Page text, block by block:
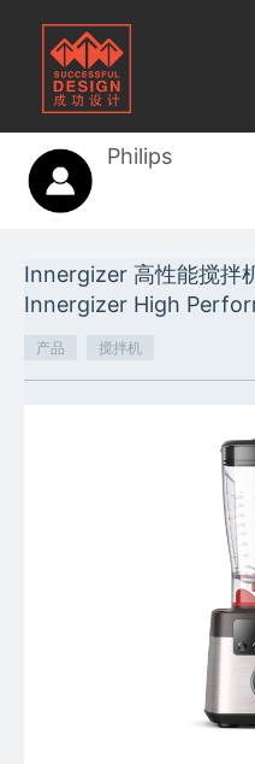
Philips
Innergizer 高性能搅拌
Innergizer High
产品 搅拌机